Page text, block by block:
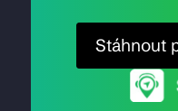
Stáhnout